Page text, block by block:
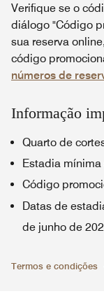
Verifique se o
diálogo "Código
sua reserva
código
números de
Informação
Quarto de
Estadia mínima
Código
Datas de
de junho de
Termos e condições